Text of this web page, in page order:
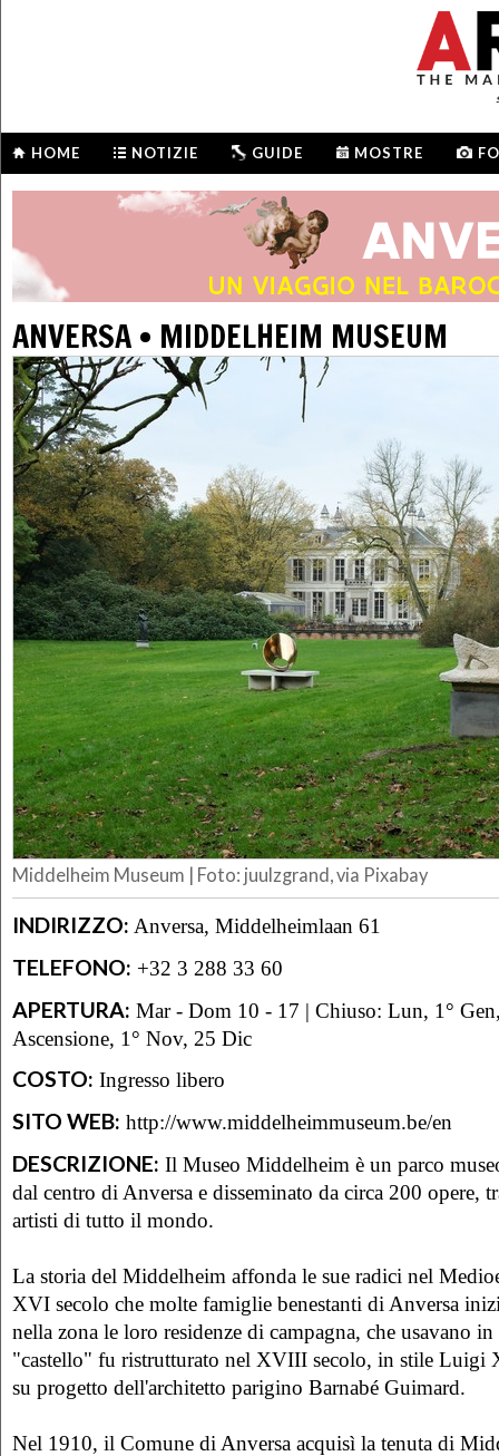
HOME NOTIZIE GUIDE MOSTRE
ANVERSA • MIDDELHEIM MUSEUM
Middelheim Museum | Foto: juulzgrand, via Pixabay
INDIRIZZO: Anversa, Middelheimlaan 61
TELEFONO: +32 3 288 33 60
APERTURA: Mar - Dom 10 - 17 | Chiuso: Lun, 1°
Ascensione, 1° Nov, 25 Dic
COSTO: Ingresso libero
SITO WEB: http://www.middelheimmuseum.be/en
DESCRIZIONE: Il Museo Middelheim è un parco
dal centro di Anversa e disseminato da circa 200 opere,
artisti di tutto il mondo.
La storia del Middelheim affonda le sue radici nel
XVI secolo che molte famiglie benestanti di Anversa
nella zona le loro residenze di campagna, che usavano
"castello" fu ristrutturato nel XVIII secolo, in stile Luigi
su progetto dell'architetto parigino Barnabé Guimard.
Nel 1910, il Comune di Anversa acquisì la tenuta di